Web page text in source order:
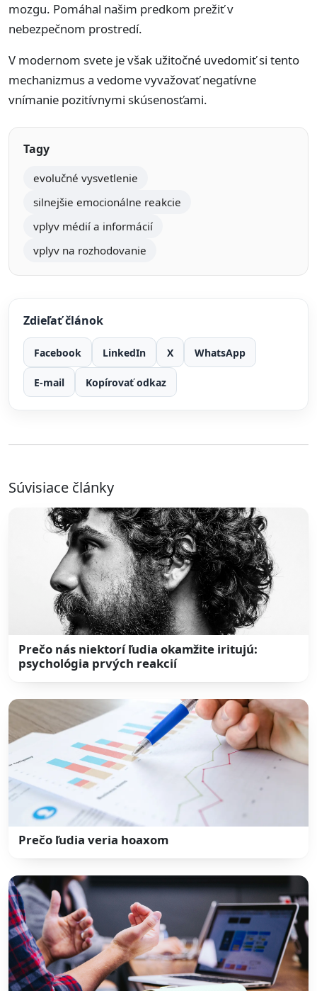
mozgu. Pomáhal našim predkom prežiť v
nebezpečnom prostredí.
V modernom svete je však užitočné uvedomiť si tento
mechanizmus a vedome vyvažovať negatívne
vnímanie pozitívnymi skúsenosťami.
Tagy
evolučné vysvetlenie
silnejšie emocionálne reakcie
vplyv médií a informácií
vplyv na rozhodovanie
Zdieľať článok
Facebook LinkedIn X WhatsApp
E-mail Kopírovať odkaz
Súvisiace články
Prečo nás niektorí ľudia okamžite iritujú:
psychológia prvých reakcií
Prečo ľudia veria hoaxom